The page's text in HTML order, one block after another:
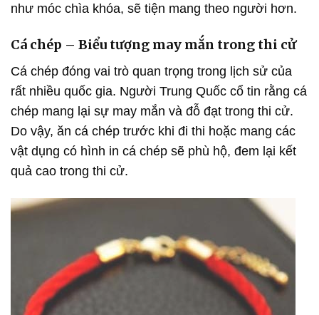
như móc chìa khóa, sẽ tiện mang theo người hơn.
Cá chép – Biểu tượng may mắn trong thi cử
Cá chép đóng vai trò quan trọng trong lịch sử của
rất nhiều quốc gia. Người Trung Quốc cổ tin rằng cá
chép mang lại sự may mắn và đỗ đạt trong thi cử.
Do vậy, ăn cá chép trước khi đi thi hoặc mang các
vật dụng có hình in cá chép sẽ phù hộ, đem lại kết
quả cao trong thi cử.